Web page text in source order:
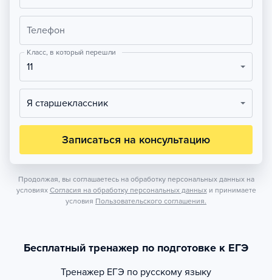
Телефон
Класс, в который перешли
11
Я старшеклассник
Записаться на консультацию
Продолжая, вы соглашаетесь на обработку персональных данных на
условиях Согласия на обработку персональных данных и принимаете
условия Пользовательского соглашения.
Бесплатный тренажер по подготовке к ЕГЭ
Тренажер ЕГЭ по русскому языку